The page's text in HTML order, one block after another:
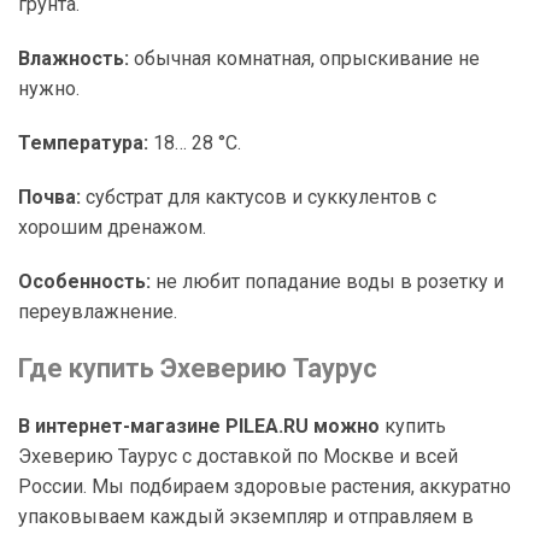
Влажность: обычная комнатная, опрыскивание не
нужно.
Температура: 18… 28 °C.
Почва: субстрат для кактусов и суккулентов с
хорошим дренажом.
Особенность: не любит попадание воды в розетку и
переувлажнение.
Где купить Эхеверию Таурус
В интернет-магазине PILEA.RU можно купить
Эхеверию Таурус с доставкой по Москве и всей
России. Мы подбираем здоровые растения, аккуратно
упаковываем каждый экземпляр и отправляем в